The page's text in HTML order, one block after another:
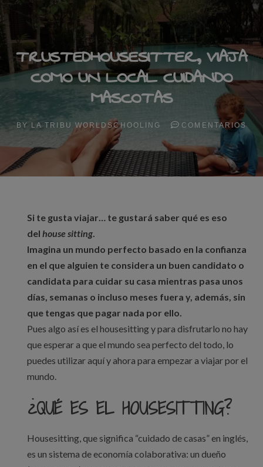
TRUSTEDHOUSESITTER, VIAJA
COMO UN LOCAL CUIDANDO
MASCOTAS
BY LA TRIBU WORLDSCHOOLING COMENTARIOS
Si te gusta viajar… te gustará saber qué es eso
del house sitting.
Imagina un mundo perfecto basado en la confianza
en el que alguien te considera un buen candidato o
candidata para cuidar su casa mientras pasa unos
días, semanas o incluso meses fuera y, además, sin
que tengas que pagar nada por ello.
Pues algo así es el housesitting y para disfrutarlo no hay
que esperar a que el mundo sea perfecto del todo, lo
puedes utilizar aquí y ahora para empezar a viajar por el
mundo.
¿QUÉ ES EL HOUSESITTING?
Housesitting, que significa “cuidado de casas” en inglés,
es un sistema de economía colaborativa: un dueño